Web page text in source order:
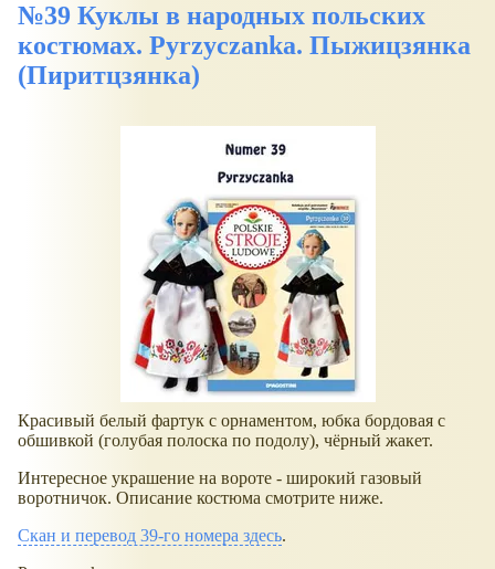
№39 Куклы в народных польских
костюмах. Pyrzyczanka. Пыжицзянка
(Пиритцзянка)
Красивый белый фартук с орнаментом, юбка бордовая с
обшивкой (голубая полоска по подолу), чёрный жакет.
Интересное украшение на вороте - широкий газовый
воротничок. Описание костюма смотрите ниже.
Скан и перевод 39-го номера здесь.